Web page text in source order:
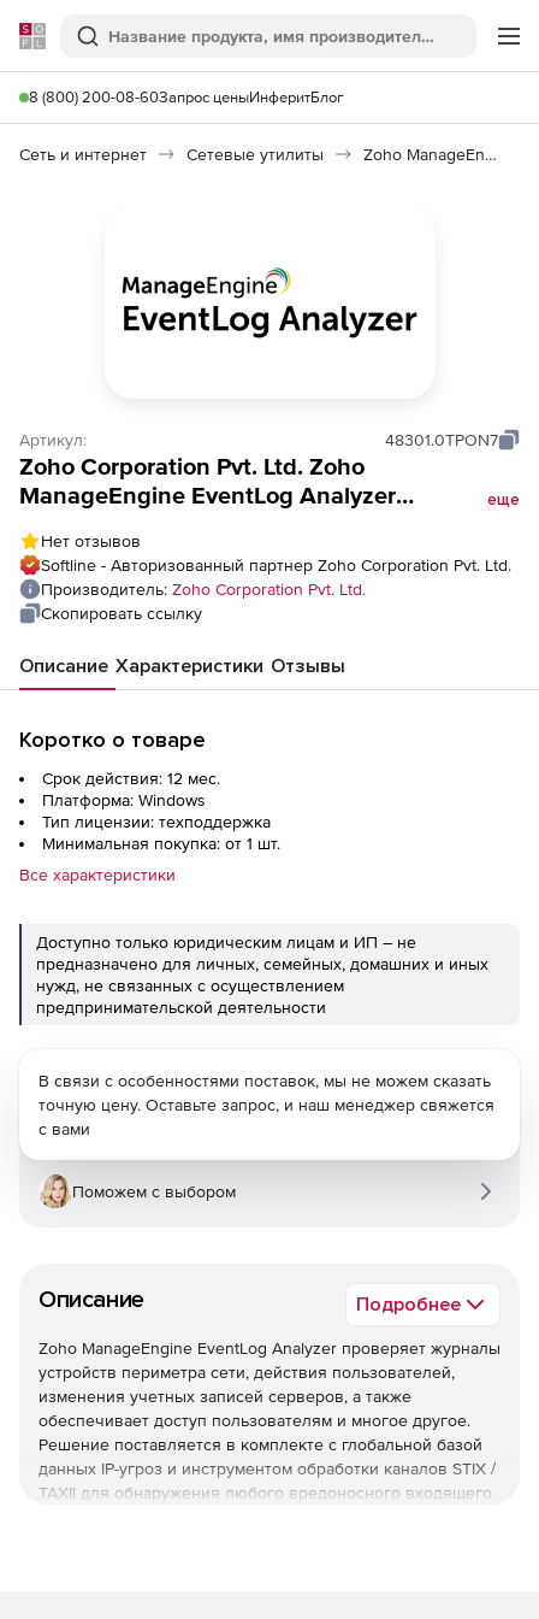
Softline
Поиск
8 (800) 200-08-60Запрос ценыИнферитБлог
Сеть и интернет Сетевые утилиты Zoho ManageEngine EventLog Analyzer
Артикул: 48301.0TPON7
Zoho Corporation Pvt. Ltd. Zoho
ManageEngine EventLog Analyzer
1 год), Professional services addon - Incident
Management Configuration - Online
еще
Нет отзывов
Softline - Авторизованный партнер Zoho Corporation Pvt. Ltd.
Производитель: Zoho Corporation Pvt. Ltd.
Скопировать ссылку
Описание Характеристики Отзывы
Коротко о товаре
Срок действия: 12 мес.
Платформа: Windows
Тип лицензии: техподдержка
Минимальная покупка: от 1 шт.
Все характеристики
Доступно только юридическим лицам и ИП – не
предназначено для личных, семейных, домашних и иных
нужд, не связанных с осуществлением
предпринимательской деятельности
Описание Подробнее
Zoho ManageEngine EventLog Analyzer проверяет журналы
устройств периметра сети, действия пользователей,
изменения учетных записей серверов, а также
обеспечивает доступ пользователям и многое другое.
Решение поставляется в комплекте с глобальной базой
данных IP-угроз и инструментом обработки каналов STIX /
TAXII для обнаружения любого вредоносного входящего
В связи с особенностями поставок, мы не можем сказать
точную цену. Оставьте запрос, и наш менеджер свяжется
с вами
Поможем с выбором